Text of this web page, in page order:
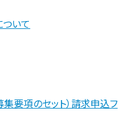
いて
要項のセット）請求申込フ